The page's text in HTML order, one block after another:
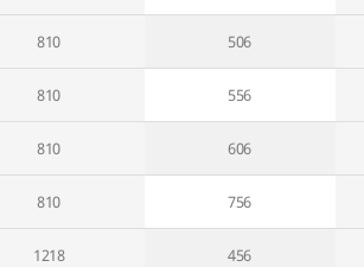
810 506
810 556
810 606
810 756
1218 456